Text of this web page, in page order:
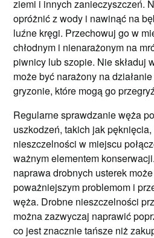
ziemi i innych zanieczyszczeń.
opróżnić z wody i nawinąć na
luźne kręgi. Przechowuj go w
chłodnym i nienarażonym na
piwnicy lub szopie. Nie składuj
może być narażony na
gryzonie, które mogą go
Regularne sprawdzanie węża
uszkodzeń, takich jak
nieszczelności w miejscu
ważnym elementem
naprawa drobnych usterek
poważniejszym problemom i
węża. Drobne nieszczelności
można zazwyczaj naprawić
co jest znacznie tańsze niż